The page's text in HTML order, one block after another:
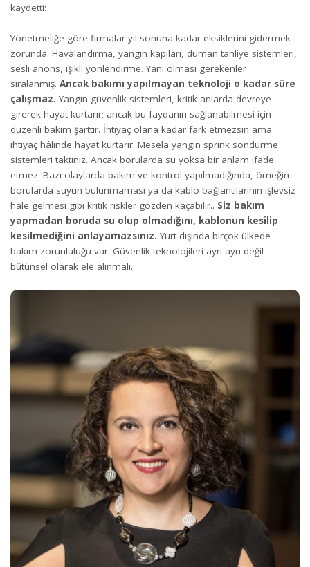
kaydetti:
Yönetmeliğe göre firmalar yıl sonuna kadar eksiklerini gidermek
zorunda. Havalandırma, yangın kapıları, duman tahliye sistemleri,
sesli anons, ışıklı yönlendirme. Yani olması gerekenler
sıralanmış. Ancak bakımı yapılmayan teknoloji o kadar süre
çalışmaz. Yangın güvenlik sistemleri, kritik anlarda devreye
girerek hayat kurtarır; ancak bu faydanın sağlanabilmesi için
düzenli bakım şarttır. İhtiyaç olana kadar fark etmezsin ama
ihtiyaç hâlinde hayat kurtarır. Mesela yangın sprink söndürme
sistemleri taktınız. Ancak borularda su yoksa bir anlam ifade
etmez. Bazı olaylarda bakım ve kontrol yapılmadığında, örneğin
borularda suyun bulunmaması ya da kablo bağlantılarının işlevsiz
hale gelmesi gibi kritik riskler gözden kaçabilir.. Siz bakım
yapmadan boruda su olup olmadığını, kablonun kesilip
kesilmediğini anlayamazsınız. Yurt dışında birçok ülkede
bakım zorunluluğu var. Güvenlik teknolojileri ayrı ayrı değil
bütünsel olarak ele alınmalı.